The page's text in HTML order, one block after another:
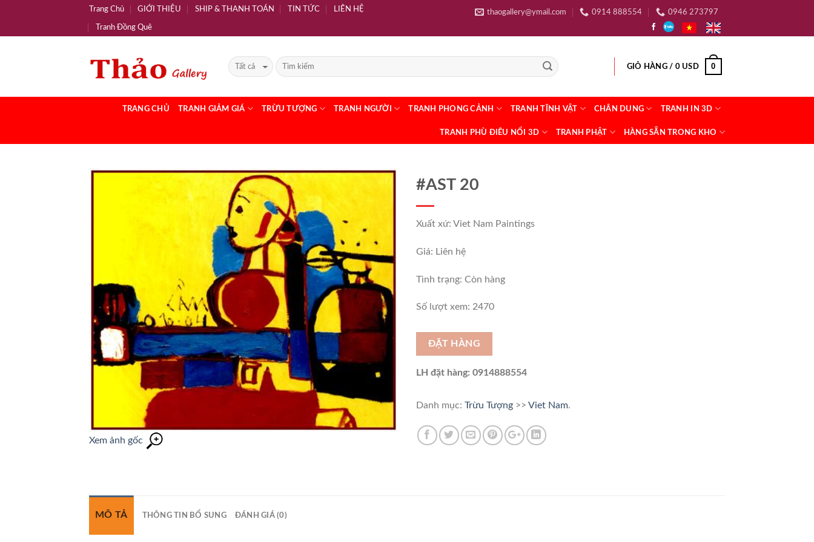
Trang Chủ GIỚI THIỆU SHIP & THANH TOÁN TIN TỨC LIÊN HỆ
Tranh Đồng Quê
thaogallery@ymail.com 0914 888554 0946 273797
GIỎ HÀNG / 0USD 0
TRANG CHỦ TRANH GIẢM GIÁ TRỪU TƯỢNG TRANH NGƯỜI TRANH PHONG CẢNH TRANH TĨNH VẬT CHÂN DUNG TRANH IN 3D
TRANH PHÙ ĐIÊU NỔI 3D TRANH PHẬT HÀNG SẴN TRONG KHO
Xem ảnh gốc
#AST 20
Xuất xứ: Viet Nam Paintings
Giá: Liên hệ
Tình trạng: Còn hàng
Số lượt xem: 2470
ĐẶT HÀNG
LH đặt hàng: 0914888554
Danh mục: Trừu Tượng >> Viet Nam.
MÔ TẢ THÔNG TIN BỔ SUNG ĐÁNH GIÁ (0)